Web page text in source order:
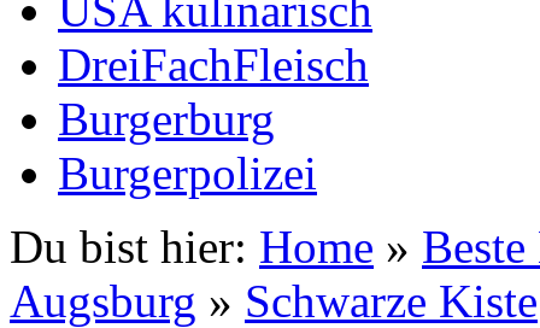
DreiFachFleisch
Burgerburg
Burgerpolizei
Du bist hier: Home »
Augsburg » Schwarze Kiste